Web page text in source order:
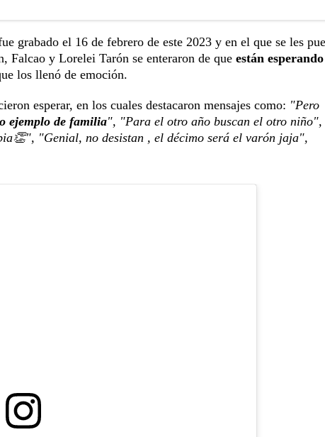
grabado el 16 de febrero de este 2023 y en el que se les
Falcao y Lorelei Tarón se enteraron de que están esperando
los llenó de emoción.
esperar, en los cuales destacaron mensajes como: "Pero
ejemplo de familia", "Para el otro año buscan el otro niño",
"Genial, no desistan , el décimo será el varón jaja",